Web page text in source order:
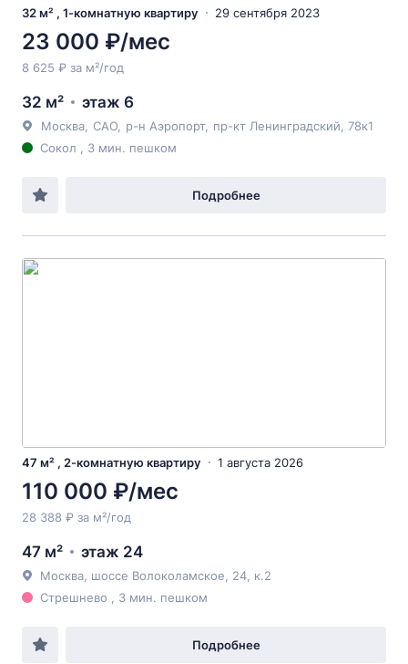
32 м² , 1-комнатную квартиру 29 сентября 2023
23 000 ₽/мес
8 625 ₽ за м²/год
32 м² этаж 6
Москва САО р-н Аэропорт, пр-кт Ленинградский , 78к1
Сокол , 3 мин. пешком
Подробнее
47 м² , 2-комнатную квартиру 1 августа 2026
110 000 ₽/мес
28 388 ₽ за м²/год
47 м² этаж 24
Москва, шоссе Волоколамское, 24, к.2
Стрешнево , 3 мин. пешком
Подробнее